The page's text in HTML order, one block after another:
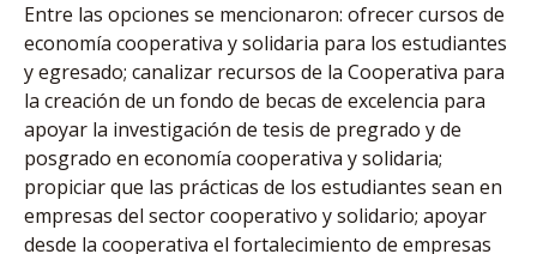
Entre las opciones se mencionaron: ofrecer cursos de
economía cooperativa y solidaria para los estudiantes
y egresado; canalizar recursos de la Cooperativa para
la creación de un fondo de becas de excelencia para
apoyar la investigación de tesis de pregrado y de
posgrado en economía cooperativa y solidaria;
propiciar que las prácticas de los estudiantes sean en
empresas del sector cooperativo y solidario; apoyar
desde la cooperativa el fortalecimiento de empresas